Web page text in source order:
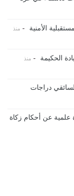
الأمنية - منذ
الحكيمة - منذ
دراجات
علمية عن أحكام زكاة